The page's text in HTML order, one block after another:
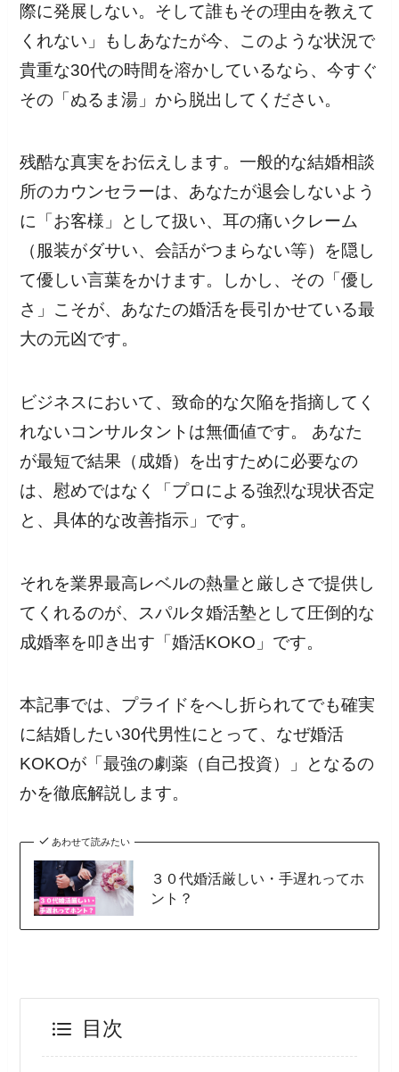
際に発展しない。そして誰もその理由を教えて
くれない」もしあなたが今、このような状況で
貴重な30代の時間を溶かしているなら、今すぐ
その「ぬるま湯」から脱出してください。
残酷な真実をお伝えします。一般的な結婚相談
所のカウンセラーは、あなたが退会しないよう
に「お客様」として扱い、耳の痛いクレーム
（服装がダサい、会話がつまらない等）を隠し
て優しい言葉をかけます。しかし、その「優し
さ」こそが、あなたの婚活を長引かせている最
大の元凶です。
ビジネスにおいて、致命的な欠陥を指摘してく
れないコンサルタントは無価値です。 あなた
が最短で結果（成婚）を出すために必要なの
は、慰めではなく「プロによる強烈な現状否定
と、具体的な改善指示」です。
それを業界最高レベルの熱量と厳しさで提供し
てくれるのが、スパルタ婚活塾として圧倒的な
成婚率を叩き出す「婚活KOKO」です。
本記事では、プライドをへし折られてでも確実
に結婚したい30代男性にとって、なぜ婚活
KOKOが「最強の劇薬（自己投資）」となるの
かを徹底解説します。
あわせて読みたい
３０代婚活厳しい・手遅れってホ
ント？
目次